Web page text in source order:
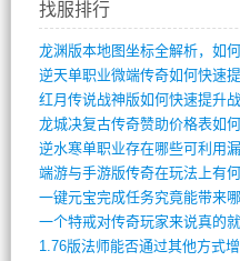
找服排行
龙城决复古传奇赞助价格表如
端游与手游版传奇在玩法上有
1.76版法师能否通过其他方式